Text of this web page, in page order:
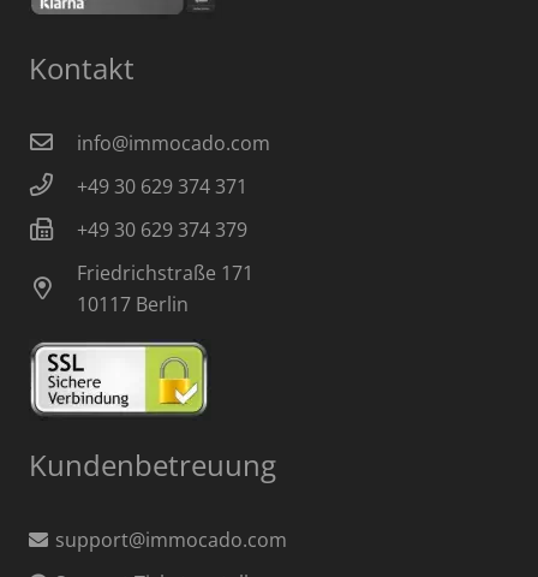
Kontakt
info@immocado.com
+49 30 629 374 371
+49 30 629 374 379
Friedrichstraße 171
10117 Berlin
Kundenbetreuung
support@immocado.com